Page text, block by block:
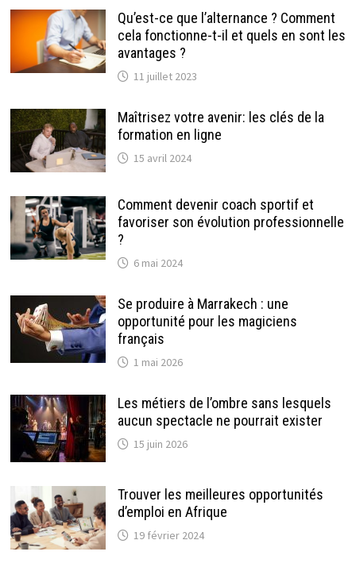
Qu’est-ce que l’alternance ? Comment
cela fonctionne-t-il et quels en sont les
avantages ?
11 juillet 2023
Maîtrisez votre avenir: les clés de la
formation en ligne
15 avril 2024
Comment devenir coach sportif et
favoriser son évolution professionnelle
?
6 mai 2024
Se produire à Marrakech : une
opportunité pour les magiciens
français
1 mai 2026
Les métiers de l’ombre sans lesquels
aucun spectacle ne pourrait exister
15 juin 2026
Trouver les meilleures opportunités
d’emploi en Afrique
19 février 2024